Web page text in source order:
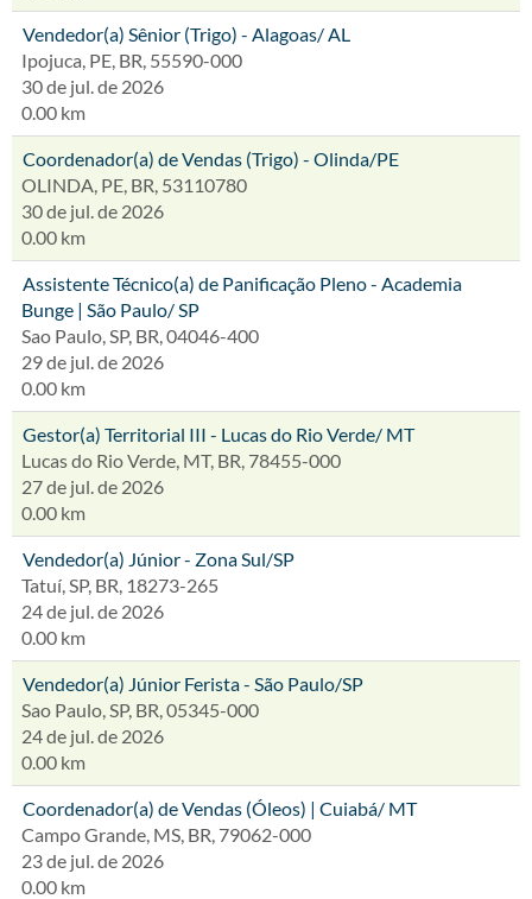
Vendedor(a) Sênior (Trigo) - Alagoas/ AL
Ipojuca, PE, BR, 55590-000
30 de jul. de 2026
0.00 km
Coordenador(a) de Vendas (Trigo) - Olinda/PE
OLINDA, PE, BR, 53110780
30 de jul. de 2026
0.00 km
Assistente Técnico(a) de Panificação Pleno - Academia
Bunge | São Paulo/ SP
Sao Paulo, SP, BR, 04046-400
29 de jul. de 2026
0.00 km
Gestor(a) Territorial III - Lucas do Rio Verde/ MT
Lucas do Rio Verde, MT, BR, 78455-000
27 de jul. de 2026
0.00 km
Vendedor(a) Júnior - Zona Sul/SP
Tatuí, SP, BR, 18273-265
24 de jul. de 2026
0.00 km
Vendedor(a) Júnior Ferista - São Paulo/SP
Sao Paulo, SP, BR, 05345-000
24 de jul. de 2026
0.00 km
Coordenador(a) de Vendas (Óleos) | Cuiabá/ MT
Campo Grande, MS, BR, 79062-000
23 de jul. de 2026
0.00 km